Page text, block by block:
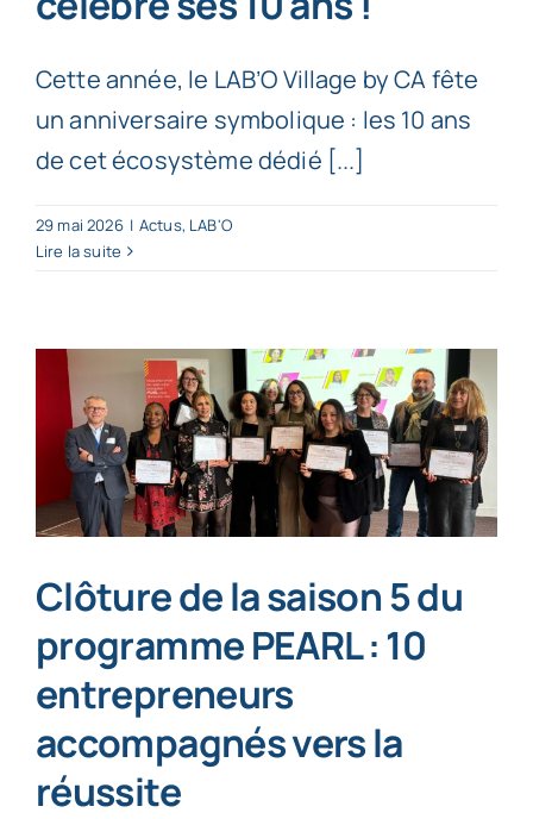
Cette année, le LAB’O Village by CA fête
un anniversaire symbolique : les 10 ans
de cet écosystème dédié [...]
29 mai 2026 | Actus, LAB'O
Lire la suite
Clôture de la saison 5 du
programme PEARL : 10
entrepreneurs
accompagnés vers la
réussite